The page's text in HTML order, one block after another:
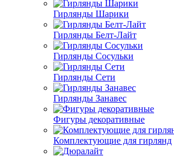
Гирлянды Шарики
Гирлянды Белт-Лайт
Гирлянды Сосульки
Гирлянды Сети
Гирлянды Занавес
Фигуры декоративные
Комплектующие для гирлянд